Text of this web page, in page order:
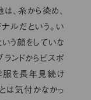
、糸から染め、
ルだという。い
う顔をしていな
ンドからビスポ
服を長年見続け
は気付かなかっ